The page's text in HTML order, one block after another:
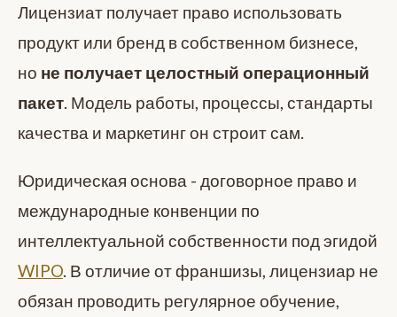
Лицензиат получает право использовать
продукт или бренд в собственном бизнесе,
но не получает целостный операционный
пакет. Модель работы, процессы, стандарты
качества и маркетинг он строит сам.
Юридическая основа - договорное право и
международные конвенции по
интеллектуальной собственности под эгидой
WIPO. В отличие от франшизы, лицензиар не
обязан проводить регулярное обучение,